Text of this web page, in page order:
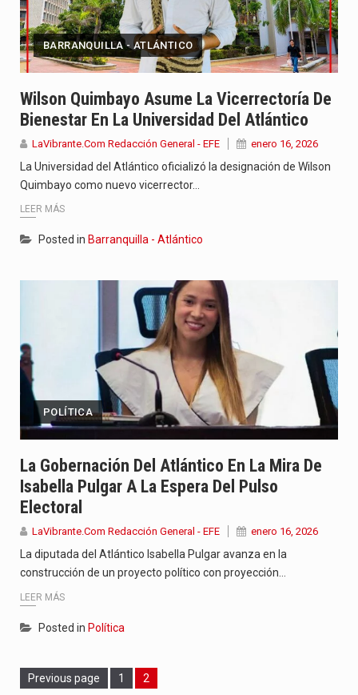
BARRANQUILLA - ATLÁNTICO
Wilson Quimbayo Asume La Vicerrectoría De
Bienestar En La Universidad Del Atlántico
LaVibrante.Com Redacción General - EFE enero 16, 2026
La Universidad del Atlántico oficializó la designación de Wilson
Quimbayo como nuevo vicerrector…
LEER MÁS
Posted in Barranquilla - Atlántico
POLÍTICA
La Gobernación Del Atlántico En La Mira De
Isabella Pulgar A La Espera Del Pulso
Electoral
LaVibrante.Com Redacción General - EFE enero 16, 2026
La diputada del Atlántico Isabella Pulgar avanza en la
construcción de un proyecto político con proyección…
LEER MÁS
Posted in Política
Previous page Page
1 Page
2